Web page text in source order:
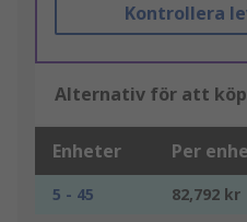
Kontrollera
Alternativ för att
Enheter Per
5 - 45 82,792 kr